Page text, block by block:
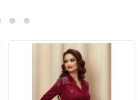
la birou până la o cină
pe gânduri și surprinde-ți
de neuitat. Această rochie